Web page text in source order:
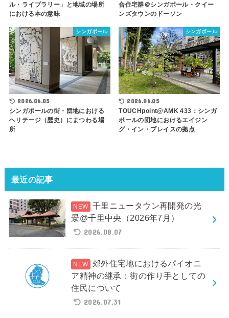
ル・ライブラリー」と地域の場所
における本の意味
合住宅群＠シンガポール・クイー
ンズタウンのドーソン
シンガポール
2026.06.05
シンガポールの街・団地における
ヘリテージ（歴史）にまつわる場
所
シンガポール
2026.06.05
TOUCHpoint@AMK 433：シンガ
ポールの団地におけるエイジン
グ・イン・プレイスの拠点
最近の記事
千里ニュータウン再開発の光
景@千里中央（2026年7月）
2026.08.07
郊外住宅地におけるパイオニ
ア精神の継承：街の作り手としての
住民について
2026.07.31